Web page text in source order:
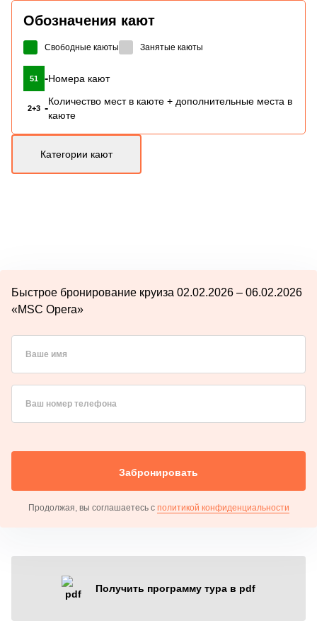
Обозначения кают
Свободные каюты Занятые каюты
51 -Номера кают
2+3 -
Количество мест в каюте + дополнительные места в
каюте
Категории кают
Быстрое бронирование круиза 02.02.2026 – 06.02.2026
«MSC Opera»
Ваше имя
Ваш номер телефона
Забронировать
Продолжая, вы соглашаетесь с политикой конфиденциальности
Получить программу тура в pdf